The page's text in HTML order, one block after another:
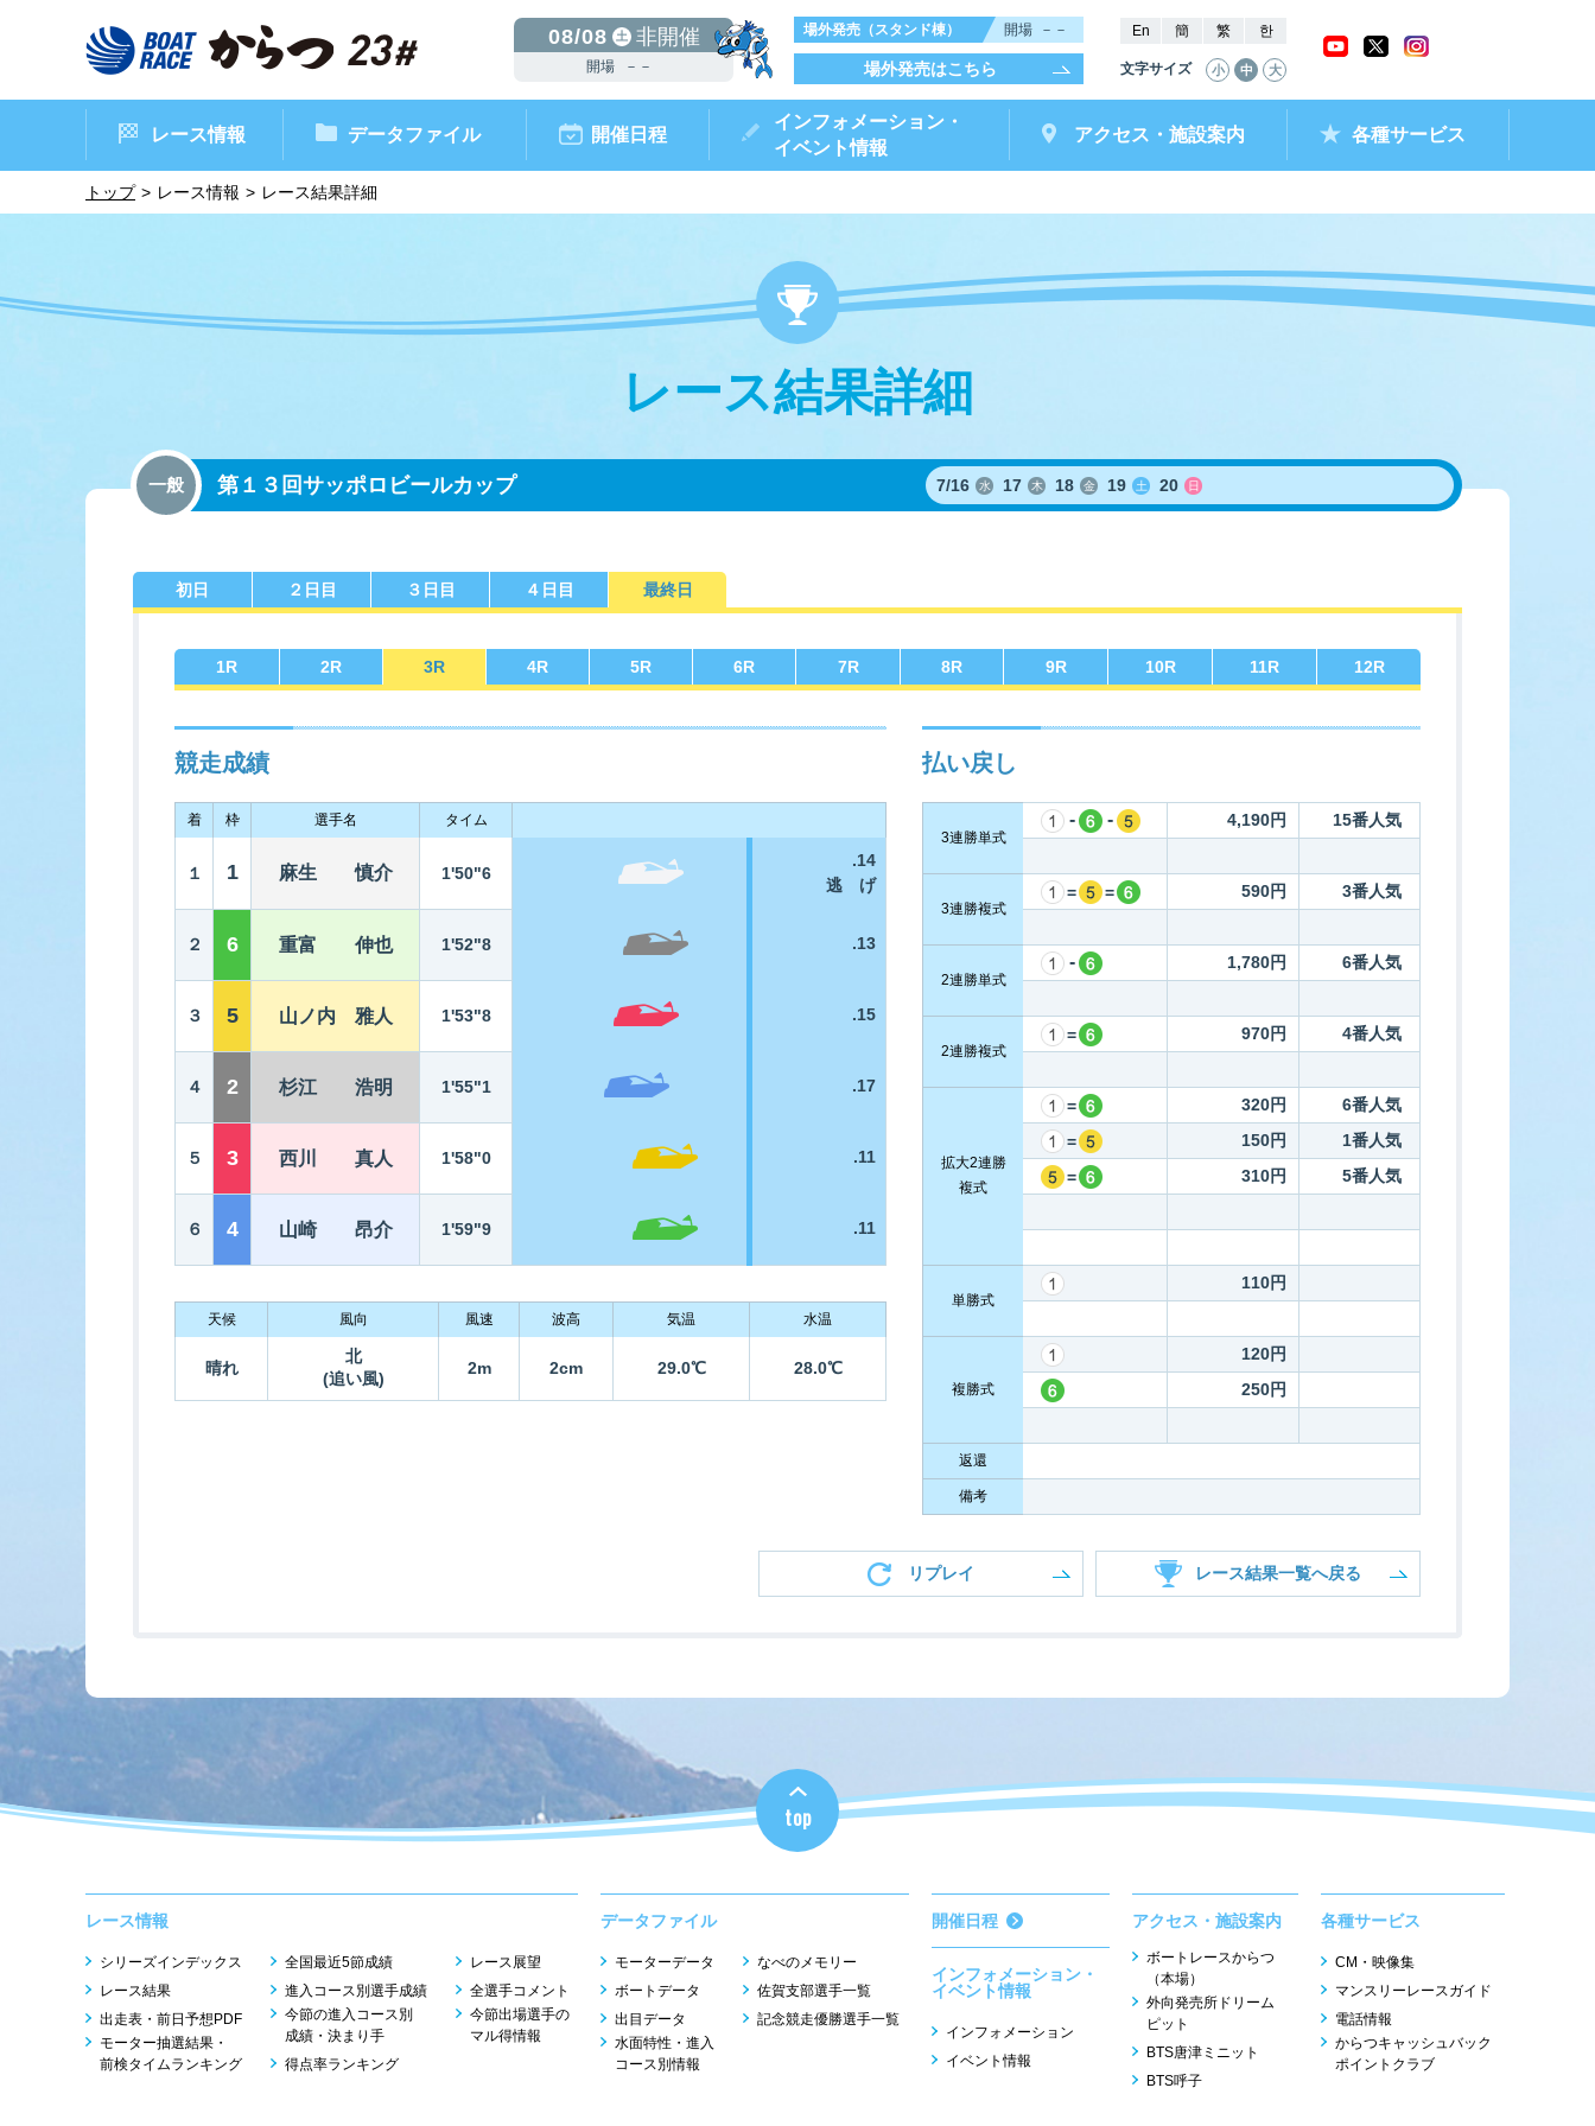
08/08 土 非開催
開場 －－
場外発売（スタンド棟） 開場 －－
場外発売はこちら
En 簡 繁 한
文字サイズ 小 中 大
レース情報
出走表・前日予想PDF
今節の進入コース別成績・
今節出場選手のマル得情報
データファイル
出目データ
佐賀支部選手一覧 記念競走優勝選手一覧
開催日程
インフォメーション・
イベント情報
アクセス・施設案内
ボートレースチケットショップ
唐津ミニット
ボートレースチケットショップ
各種サービス
電話情報
トップ レース情報 レース結果詳細
レース結果詳細
一般 第１３回サッポロビールカップ 7/16 水 17 木 18 金 19 土 20 日
初日 ２日目 ３日目 ４日目 最終日
1R 2R 3R 4R 5R 6R 7R 8R 9R 10R 11R 12R
競走成績
着 枠 選手名 タイム
１ 1 麻生 慎介 1'50"6
.14
逃 げ
２ 6 重富 伸也 1'52"8 .13
３ 5 山ノ内 雅人 1'53"8 .15
４ 2 杉江 浩明 1'55"1 .17
５ 3 西川 真人 1'58"0 .11
６ 4 山崎 昂介 1'59"9 .11
天候 風向 風速 波高 気温 水温
晴れ
北
(追い風)
2m 2cm 29.0℃ 28.0℃
払い戻し
3連勝単式
- - 4,190円 15番人気
3連勝複式
= = 590円 3番人気
2連勝単式
- 1,780円 6番人気
2連勝複式
= 970円 4番人気
拡大2連勝
複式
= 320円
6番人気
=
150円
1番人気
=
310円 5番人気
単勝式
110円
複勝式
120円
250円
返還
備考
リプレイ レース結果一覧へ戻る
top
レース情報
シリーズインデックス
レース結果
出走表・前日予想PDF
モーター抽選結果・
前検タイムランキング
全国最近5節成績
進入コース別選手成績
今節の進入コース別
成績・決まり手
得点率ランキング
レース展望
全選手コメント
今節出場選手の
マル得情報
データファイル
モーターデータ
ボートデータ
出目データ
水面特性・進入
コース別情報
なべのメモリー
佐賀支部選手一覧
記念競走優勝選手一覧
開催日程
インフォメーション・
イベント情報
インフォメーション
イベント情報
アクセス・施設案内
ボートレースからつ
（本場）
外向発売所ドリーム
ピット
BTS唐津ミニット
BTS呼子
各種サービス
CM・映像集
マンスリーレースガイド
電話情報
からつキャッシュバック
ポイントクラブ